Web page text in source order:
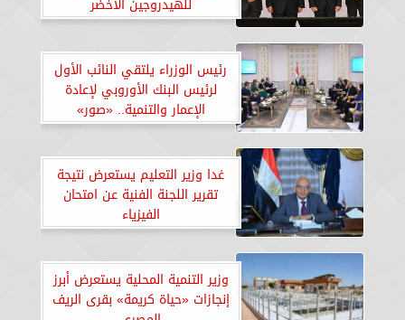
للهيدروجين الأخضر
رئيس الوزراء يلتقي النائب الأول
لرئيس البنك الأوروبي لإعادة
الإعمار والتنمية.. «صور»
غدا وزير التعليم يستعرض نتيجة
تقرير اللجنة الفنية عن امتحان
الفيزياء
وزير التنمية المحلية يستعرض أبرز
إنجازات «حياة كريمة» بقرى الريف